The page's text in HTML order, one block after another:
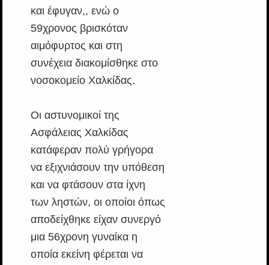
και έφυγαν,, ενώ ο
59χρονος βρισκόταν
αιμόφυρτος και στη
συνέχεια διακομίσθηκε στο
νοσοκομείο Χαλκίδας.
Οι αστυνομικοί της
Ασφάλειας Χαλκίδας
κατάφεραν πολύ γρήγορα
να εξιχνιάσουν την υπόθεση
και να φτάσουν στα ίχνη
των ληστών, οι οποίοι όπως
αποδείχθηκε είχαν συνεργό
μια 56χρονη γυναίκα η
οποία εκείνη φέρεται να